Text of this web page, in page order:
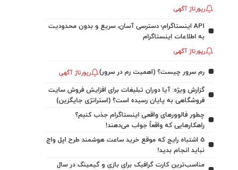
رپورتاژ آگهی
API اینستاگرام؛ دسترسی آسان، سریع و بدون محدودیت
به اطلاعات اینستاگرام
رپورتاژ آگهی
رم سرور چیست؟ (اهمیت رم در سرور) رپورتاژ آگهی
گزارش ویژه: آیا دوران تبلیغات برای افزایش فروش سایت
فروشگاهی به پایان رسیده است؟ (استراتژی جایگزین)
چطور فالوورهای واقعی اینستاگرام جذب کنیم؟
راهکارهایی که واقعاً جواب می‌دهند!
5 اشتباه رایج که موقع خرید ساعت هوشمند طرح اپل واچ
نباید انجام بدید!
مناسب‌ترین کارت گرافیک برای بازی و گیمینگ در سال